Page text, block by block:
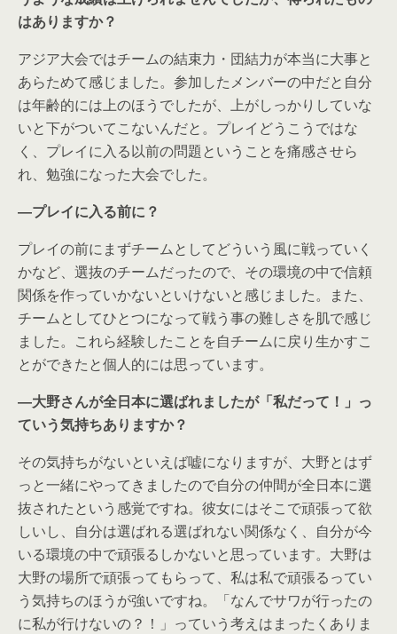
はありますか？
アジア大会ではチームの結束力・団結力が本当に大事と
あらためて感じました。参加したメンバーの中だと自分
は年齢的には上のほうでしたが、上がしっかりしていな
いと下がついてこないんだと。プレイどうこうではな
く、プレイに入る以前の問題ということを痛感させら
れ、勉強になった大会でした。
―プレイに入る前に？
プレイの前にまずチームとしてどういう風に戦っていく
かなど、選抜のチームだったので、その環境の中で信頼
関係を作っていかないといけないと感じました。また、
チームとしてひとつになって戦う事の難しさを肌で感じ
ました。これら経験したことを自チームに戻り生かすこ
とができたと個人的には思っています。
―大野さんが全日本に選ばれましたが「私だって！」っ
ていう気持ちありますか？
その気持ちがないといえば嘘になりますが、大野とはず
っと一緒にやってきましたので自分の仲間が全日本に選
抜されたという感覚ですね。彼女にはそこで頑張って欲
しいし、自分は選ばれる選ばれない関係なく、自分が今
いる環境の中で頑張るしかないと思っています。大野は
大野の場所で頑張ってもらって、私は私で頑張るってい
う気持ちのほうが強いですね。「なんでサワが行ったの
に私が行けないの？！」っていう考えはまったくありま